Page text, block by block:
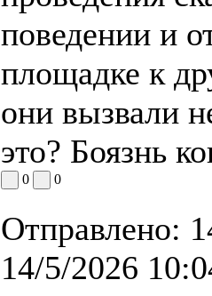
поведении и
площадке к
они вызвали
это? Боязнь
0 0
Отправлено:
14/5/2026